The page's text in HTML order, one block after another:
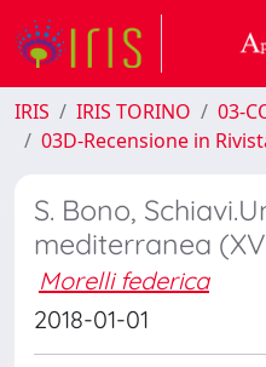
IRIS IRIS TORINO
03-
03D-Recensione in
S. Bono,
mediterranea
Morelli federica
2018-01-01